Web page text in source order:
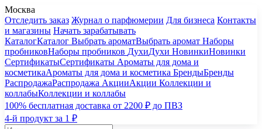
Москва
Отследить заказ Журнал о парфюмерии Для бизнеса Контакты
и магазины Начать зарабатывать
КаталогКаталог Выбрать ароматВыбрать аромат Наборы
пробниковНаборы пробников ДухиДухи НовинкиНовинки
СертификатыСертификаты Ароматы для дома и
косметикаАроматы для дома и косметика БрендыБренды
РаспродажаРаспродажа АкцииАкции Коллекции и
коллабыКоллекции и коллабы
100% бесплатная доставка от 2200 ₽ до ПВЗ
4-й продукт за 1 ₽